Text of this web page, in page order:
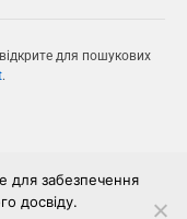
для пошукових
.
для забезпечення
досвіду.